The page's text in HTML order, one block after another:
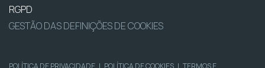
RGPD
GESTÃO DAS DEFINIÇÕES DE COOKIES
POLÍTICA DE PRIVACIDADE | POLÍTICA DE COOKIES | TERMOS E